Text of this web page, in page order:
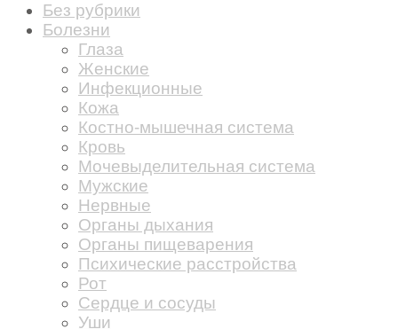
Без рубрики
Болезни
Глаза
Женские
Инфекционные
Кожа
Костно-мышечная система
Кровь
Мочевыделительная система
Мужские
Нервные
Органы дыхания
Органы пищеварения
Психические расстройства
Рот
Сердце и сосуды
Уши